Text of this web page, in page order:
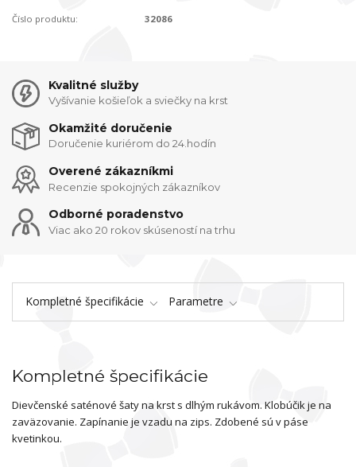
Číslo produktu: 32086
Kvalitné služby
Vyšívanie košieľok a sviečky na krst
Okamžité doručenie
Doručenie kuriérom do 24.hodín
Overené zákazníkmi
Recenzie spokojných zákazníkov
Odborné poradenstvo
Viac ako 20 rokov skúseností na trhu
Kompletné špecifikácie Parametre
Kompletné špecifikácie
Dievčenské saténové šaty na krst s dlhým rukávom. Klobúčik je na
zaväzovanie. Zapínanie je vzadu na zips. Zdobené sú v páse
kvetinkou.